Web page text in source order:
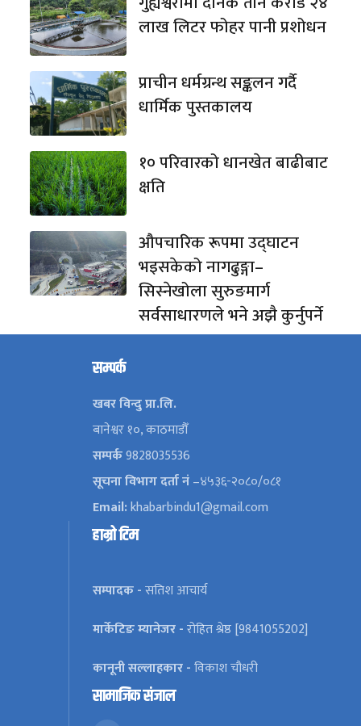
लाख लिटर फोहर पानी प्रशोधन
प्राचीन धर्मग्रन्थ सङ्कलन गर्दै
धार्मिक पुस्तकालय
१० परिवारको धानखेत बाढीबाट
क्षति
औपचारिक रूपमा उद्घाटन
भइसकेको नागढुङ्गा–
सिस्नेखोला सुरुङमार्ग
सर्वसाधारणले भने अझै कुर्नुपर्ने
सम्पर्क
खबर विन्दु प्रा.लि.
बानेश्वर १०, काठमाडौँ
सम्पर्क9828035536
सूचना विभाग दर्ता नं–४५३६-२०८०/०८१
Email:khabarbindu1@gmail.com
हाम्रो टिम
सम्पादक -सतिश आचार्य
मार्केटिङ म्यानेजर -रोहित श्रेष्ठ [9841055202]
कानूनी सल्लाहकार -विकाश चौधरी
सामाजिक संजाल